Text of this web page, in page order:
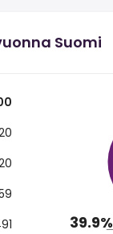
Suomi
39.9%